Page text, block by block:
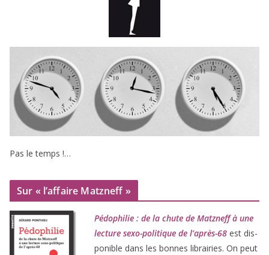
Pas le temps !…
Sur « l’affaire Matzneff »
Pédophilie : de la chute de Matzneff à une
lec­ture sexo-poli­tique de l’après-68 est dis­
po­nible dans les bonnes librai­ries. On peut